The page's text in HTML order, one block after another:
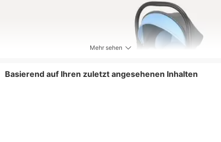
Mehr sehen
Basierend auf Ihren zuletzt angesehenen Inhalten